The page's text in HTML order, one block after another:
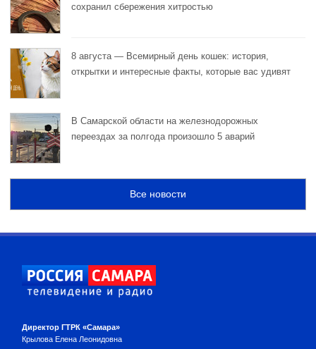
сохранил сбережения хитростью
8 августа — Всемирный день кошек: история,
открытки и интересные факты, которые вас удивят
В Самарской области на железнодорожных
переездах за полгода произошло 5 аварий
Все новости
Директор ГТРК «Самара»
Крылова Елена Леонидовна